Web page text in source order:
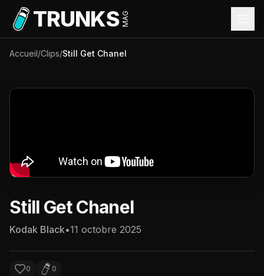
Aller au contenu principal
TRUNKSMAG
Accueil/Clips/Still Get Chanel
Still Get Chanel
Kodak Black•11 octobre 2025
0 0